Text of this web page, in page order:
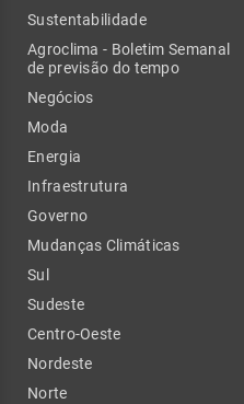
Sustentabilidade
Agroclima - Boletim Semanal
de previsão do tempo
Negócios
Moda
Energia
Infraestrutura
Governo
Mudanças Climáticas
Sul
Sudeste
Centro-Oeste
Nordeste
Norte